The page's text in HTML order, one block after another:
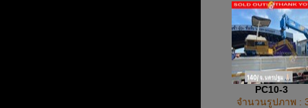
PC10-3
จำนวนรูปภาพ :